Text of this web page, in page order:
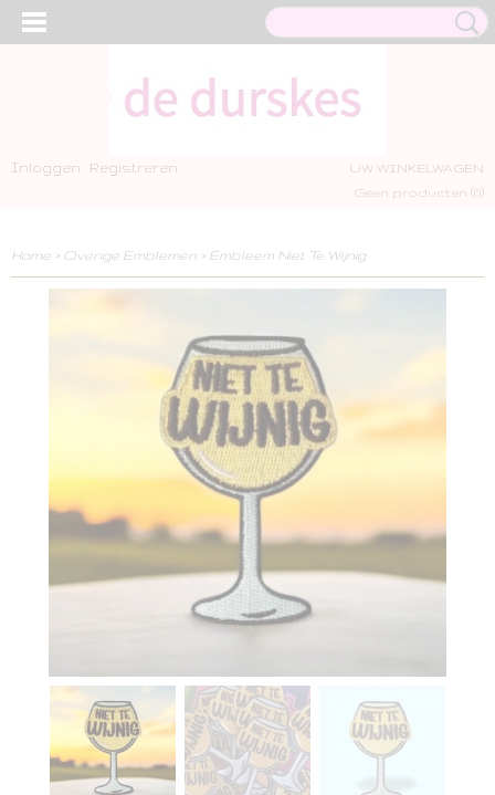
Inloggen Registreren
UW WINKELWAGEN
Geen producten (0)
Home > Overige Emblemen > Embleem Niet Te Wijnig